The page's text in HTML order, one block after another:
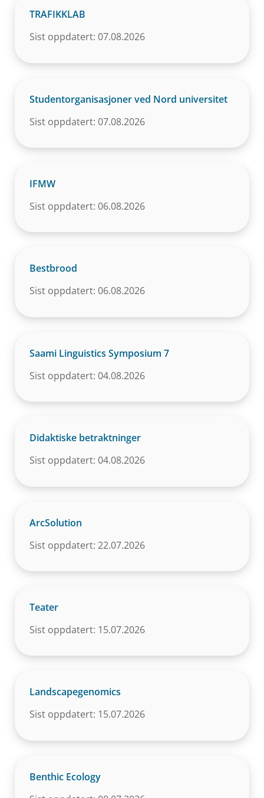
TRAFIKKLAB
Sist oppdatert: 07.08.2026
Studentorganisasjoner ved Nord universitet
Sist oppdatert: 07.08.2026
IFMW
Sist oppdatert: 06.08.2026
Bestbrood
Sist oppdatert: 06.08.2026
Saami Linguistics Symposium 7
Sist oppdatert: 04.08.2026
Didaktiske betraktninger
Sist oppdatert: 04.08.2026
ArcSolution
Sist oppdatert: 22.07.2026
Teater
Sist oppdatert: 15.07.2026
Landscapegenomics
Sist oppdatert: 15.07.2026
Benthic Ecology